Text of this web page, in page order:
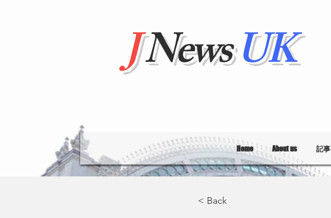
JNewsUK
Home About us 記事
< Back